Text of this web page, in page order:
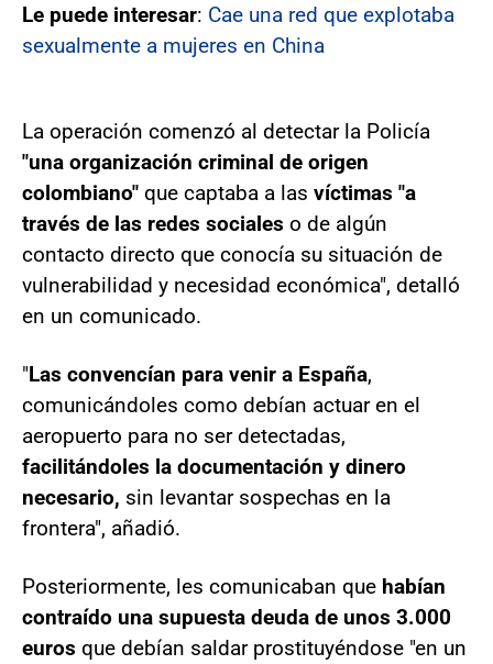
Le puede interesar: Cae una red que explotaba
sexualmente a mujeres en China
La operación comenzó al detectar la Policía
"una organización criminal de origen
colombiano" que captaba a las víctimas "a
través de las redes sociales o de algún
contacto directo que conocía su situación de
vulnerabilidad y necesidad económica", detalló
en un comunicado.
"Las convencían para venir a España,
comunicándoles como debían actuar en el
aeropuerto para no ser detectadas,
facilitándoles la documentación y dinero
necesario, sin levantar sospechas en la
frontera", añadió.
Posteriormente, les comunicaban que habían
contraído una supuesta deuda de unos 3.000
euros que debían saldar prostituyéndose "en un